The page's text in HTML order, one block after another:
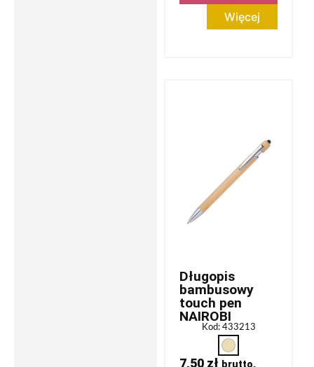
Więcej
Długopis
bambusowy
touch pen
NAIROBI
Kod: 433213
7,50 zł brutto,